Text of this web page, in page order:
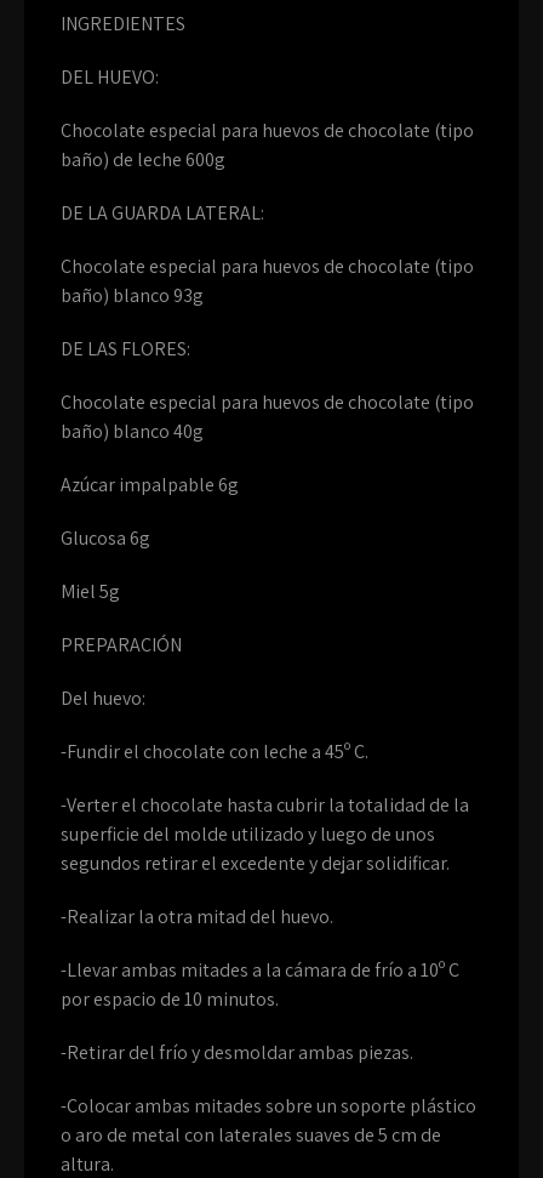
INGREDIENTES
DEL HUEVO:
Chocolate especial para huevos de chocolate (tipo
baño) de leche 600g
DE LA GUARDA LATERAL:
Chocolate especial para huevos de chocolate (tipo
baño) blanco 93g
DE LAS FLORES:
Chocolate especial para huevos de chocolate (tipo
baño) blanco 40g
Azúcar impalpable 6g
Glucosa 6g
Miel 5g
PREPARACIÓN
Del huevo:
-Fundir el chocolate con leche a 45º C.
-Verter el chocolate hasta cubrir la totalidad de la
superficie del molde utilizado y luego de unos
segundos retirar el excedente y dejar solidificar.
-Realizar la otra mitad del huevo.
-Llevar ambas mitades a la cámara de frío a 10º C
por espacio de 10 minutos.
-Retirar del frío y desmoldar ambas piezas.
-Colocar ambas mitades sobre un soporte plástico
o aro de metal con laterales suaves de 5 cm de
altura.